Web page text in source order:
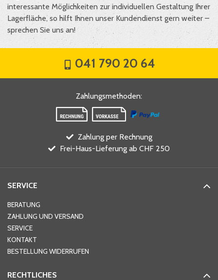
interessante Möglichkeiten zur individuellen Gestaltung Ihrer
Lagerfläche, so hilft Ihnen unser Kundendienst gern weiter –
sprechen Sie uns an!
041 790 20 64
Zahlungsmethoden:
Zahlung per Rechnung
Frei-Haus-Lieferung ab CHF 250
SERVICE
BERATUNG
ZAHLUNG UND VERSAND
SERVICE
KONTAKT
BESTELLUNG WIDERRUFEN
RECHTLICHES